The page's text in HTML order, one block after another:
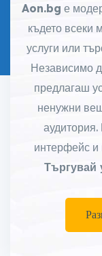
Aon.bg е
където всеки
услуги или
Независимо
предлагаш
ненужни
аудитория.
интерфейс и
Търгувай